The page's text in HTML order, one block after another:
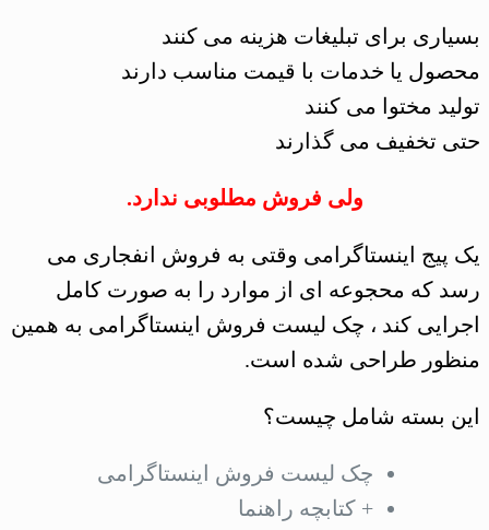
بسیاری برای تبلیغات هزینه می کنند
محصول یا خدمات با قیمت مناسب دارند
تولید مختوا می کنند
حتی تخفیف می گذارند
ولی فروش مطلوبی ندارد.
یک پیج اینستاگرامی وقتی به فروش انفجاری می
رسد که محجوعه ای از موارد را به صورت کامل
اجرایی کند ، چک لیست فروش اینستاگرامی به همین
منظور طراحی شده است.
این بسته شامل چیست؟
چک لیست فروش اینستاگرامی
+ کتابچه راهنما